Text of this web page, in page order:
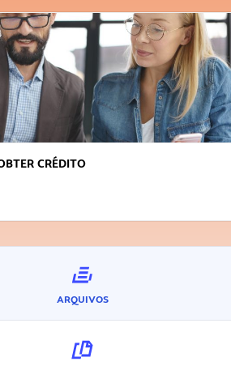
SEJA SUSTENTÁVEL, SEJA
ARQUIVOS